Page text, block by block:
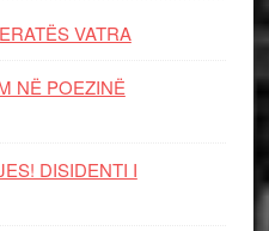
VATRA
NË POEZINË
DISIDENTI I